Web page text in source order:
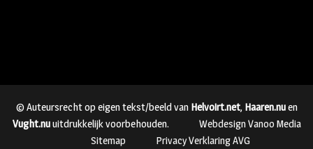
© Auteursrecht op eigen tekst/beeld van Helvoirt.net, Haaren.nuen
Vught.nuuitdrukkelijk voorbehouden.
Webdesign Vanoo Media
Sitemap
Privacy Verklaring AVG